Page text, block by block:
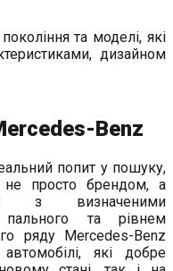
та моделі, які
дизайном
Benz
попит у пошуку,
не просто брендом, а
з визначеними
пального та рівнем
ряду Mercedes-Benz
які добре